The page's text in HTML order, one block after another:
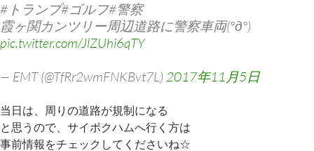
#トランプ#ゴルフ#警察
霞ヶ関カンツリー周辺道路に警察車両(°д°)
pic.twitter.com/JlZUhi6qTY
— EMT (@TfRr2wmFNKBvt7L) 2017年11月5日
当日は、周りの道路が規制になる
と思うので、サイボクハムへ行く方は
事前情報をチェックしてくださいね☆